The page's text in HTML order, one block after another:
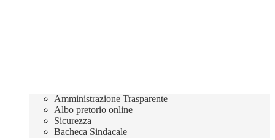
Amministrazione Trasparente
Albo pretorio online
Sicurezza
Bacheca Sindacale